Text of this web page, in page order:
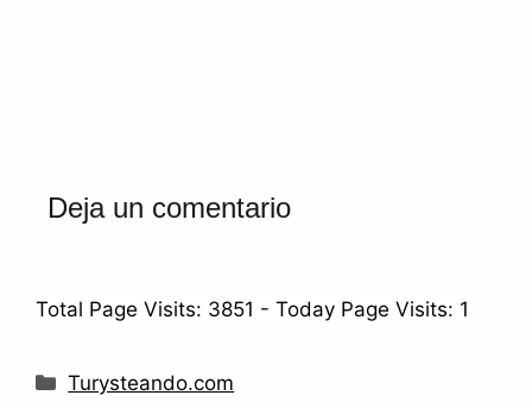
Deja un comentario
Total Page Visits: 3851 - Today Page Visits: 1
Turysteando.com